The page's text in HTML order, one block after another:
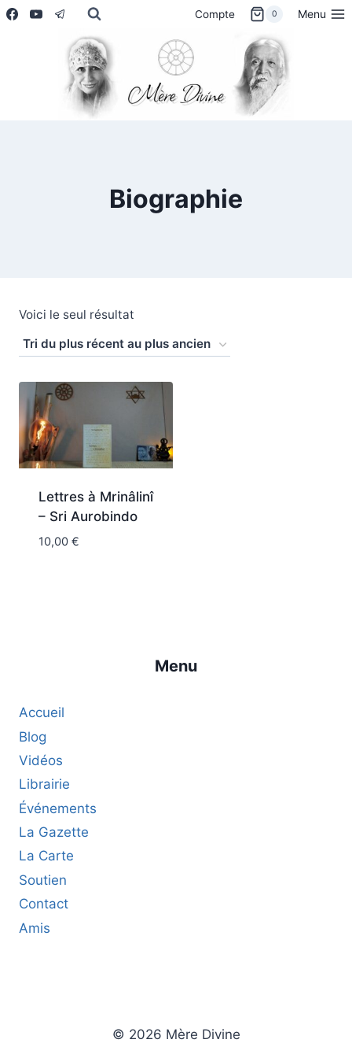
Aller
Compte 0 Menu
Biographie
Voici le seul résultat
Lettres à Mrinâlinî
– Sri Aurobindo
10,00 €
Menu
Accueil
Blog
Vidéos
Librairie
Événements
La Gazette
La Carte
Soutien
Contact
Amis
© 2026 Mère Divine